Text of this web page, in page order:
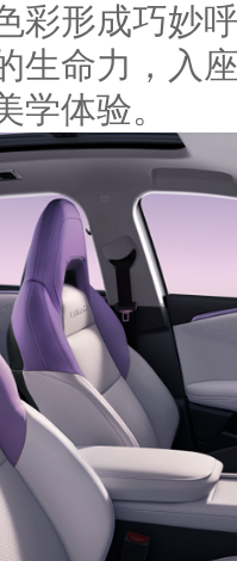
彩形成巧妙
生命力，入
学体验。